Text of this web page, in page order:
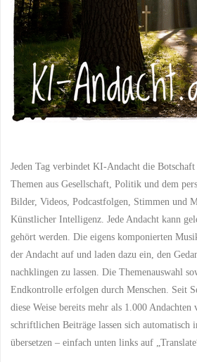
Jeden Tag verbindet KI-Andacht die
Themen aus Gesellschaft, Politik und dem
Bilder, Videos, Podcastfolgen, Stimmen und
Künstlicher Intelligenz. Jede Andacht kann
gehört werden. Die eigens komponierten
der Andacht auf und laden dazu ein, den
nachklingen zu lassen. Die Themenauswahl
Endkontrolle erfolgen durch Menschen. Seit
diese Weise bereits mehr als 1.000
schriftlichen Beiträge lassen sich automatisch
übersetzen – einfach unten links auf